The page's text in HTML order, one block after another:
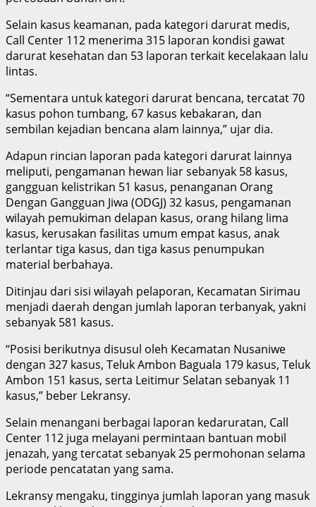
Selain kasus keamanan, pada kategori darurat medis,
Call Center 112 menerima 315 laporan kondisi gawat
darurat kesehatan dan 53 laporan terkait kecelakaan lalu
lintas.
“Sementara untuk kategori darurat bencana, tercatat 70
kasus pohon tumbang, 67 kasus kebakaran, dan
sembilan kejadian bencana alam lainnya,” ujar dia.
Adapun rincian laporan pada kategori darurat lainnya
meliputi, pengamanan hewan liar sebanyak 58 kasus,
gangguan kelistrikan 51 kasus, penanganan Orang
Dengan Gangguan Jiwa (ODGJ) 32 kasus, pengamanan
wilayah pemukiman delapan kasus, orang hilang lima
kasus, kerusakan fasilitas umum empat kasus, anak
terlantar tiga kasus, dan tiga kasus penumpukan
material berbahaya.
Ditinjau dari sisi wilayah pelaporan, Kecamatan Sirimau
menjadi daerah dengan jumlah laporan terbanyak, yakni
sebanyak 581 kasus.
“Posisi berikutnya disusul oleh Kecamatan Nusaniwe
dengan 327 kasus, Teluk Ambon Baguala 179 kasus, Teluk
Ambon 151 kasus, serta Leitimur Selatan sebanyak 11
kasus,” beber Lekransy.
Selain menangani berbagai laporan kedaruratan, Call
Center 112 juga melayani permintaan bantuan mobil
jenazah, yang tercatat sebanyak 25 permohonan selama
periode pencatatan yang sama.
Lekransy mengaku, tingginya jumlah laporan yang masuk